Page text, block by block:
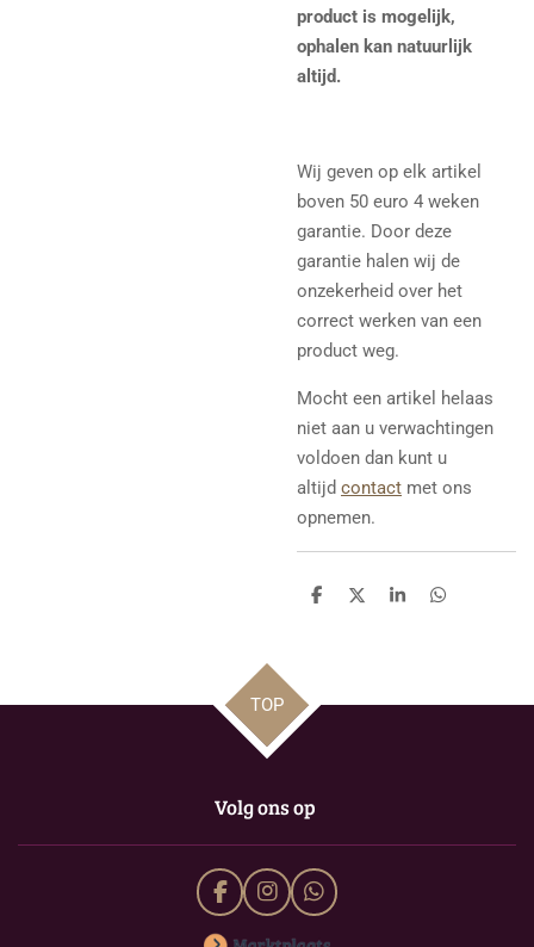
product is mogelijk,
ophalen kan natuurlijk
altijd.
Wij geven op elk artikel
boven 50 euro 4 weken
garantie. Door deze
garantie halen wij de
onzekerheid over het
correct werken van een
product weg.
Mocht een artikel helaas
niet aan u verwachtingen
voldoen dan kunt u
altijd contact met ons
opnemen.
D
D
S
D
TOP
Volg ons op
F
a
I
n
W
h